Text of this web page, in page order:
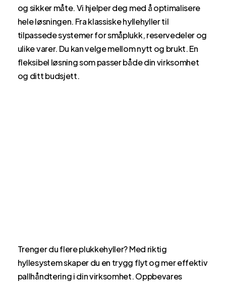
og sikker måte. Vi hjelper deg med å optimalisere
hele løsningen. Fra klassiske hyllehyller til
tilpassede systemer for småplukk, reservedeler og
ulike varer. Du kan velge mellom nytt og brukt. En
fleksibel løsning som passer både din virksomhet
og ditt budsjett.
Trenger du flere plukkehyller? Med riktig
hyllesystem skaper du en trygg flyt og mer effektiv
pallhåndtering i din virksomhet. Oppbevares